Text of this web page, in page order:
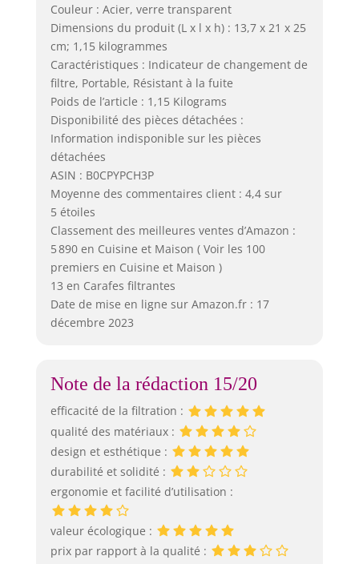
Couleur : Acier, verre transparent
Dimensions du produit (L x l x h) : 13,7 x 21 x 25
cm; 1,15 kilogrammes
Caractéristiques : Indicateur de changement de
filtre, Portable, Résistant à la fuite
Poids de l’article : 1,15 Kilograms
Disponibilité des pièces détachées :
Information indisponible sur les pièces
détachées
ASIN : B0CPYPCH3P
Moyenne des commentaires client : 4,4 sur
5 étoiles
Classement des meilleures ventes d’Amazon :
5 890 en Cuisine et Maison ( Voir les 100
premiers en Cuisine et Maison )
13 en Carafes filtrantes
Date de mise en ligne sur Amazon.fr : 17
décembre 2023
Note de la rédaction 15/20
efficacité de la filtration :
qualité des matériaux :
design et esthétique :
durabilité et solidité :
ergonomie et facilité d’utilisation :
valeur écologique :
prix par rapport à la qualité :